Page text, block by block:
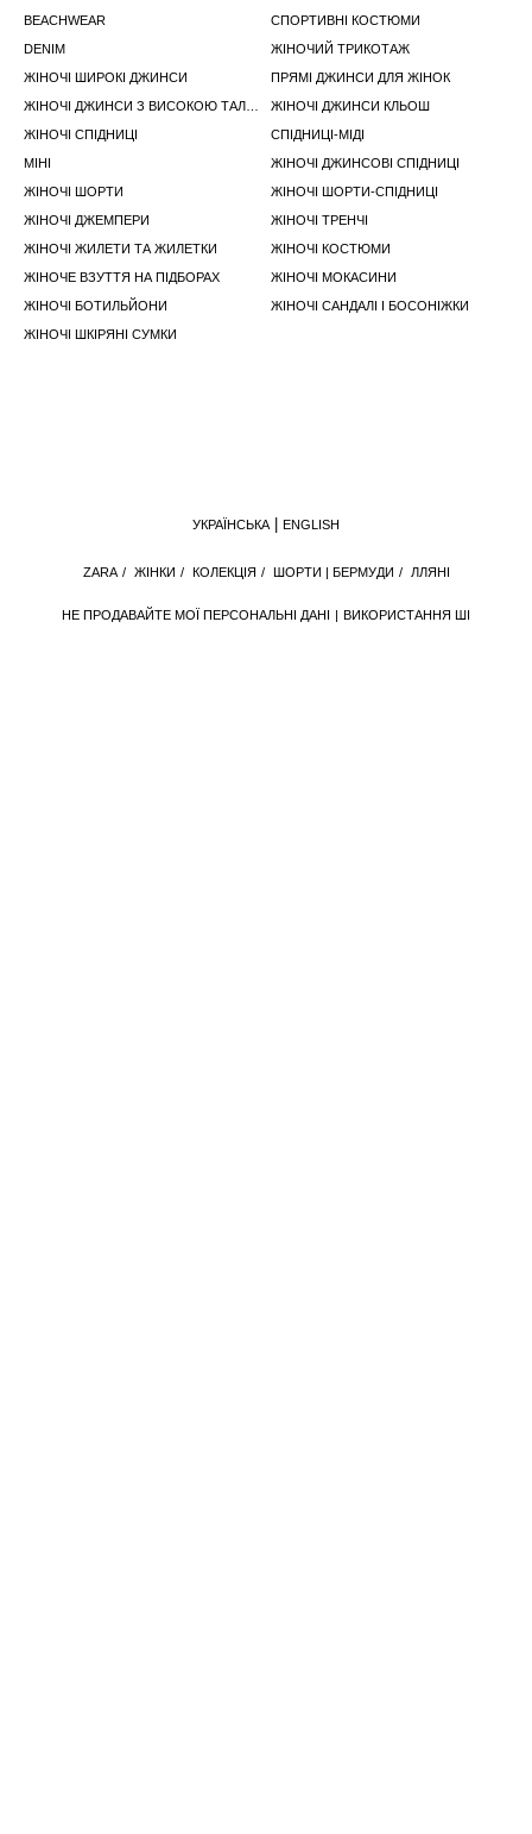
BEACHWEAR
СПОРТИВНІ КОСТЮМИ
DENIM
ЖІНОЧИЙ ТРИКОТАЖ
ЖІНОЧІ ШИРОКІ ДЖИНСИ
ПРЯМІ ДЖИНСИ ДЛЯ ЖІНОК
ЖІНОЧІ ДЖИНСИ КЛЬОШ
ЖІНОЧІ СПІДНИЦІ
СПІДНИЦІ-МІДІ
МІНІ
ЖІНОЧІ ДЖИНСОВІ СПІДНИЦІ
ЖІНОЧІ ШОРТИ
ЖІНОЧІ ШОРТИ-СПІДНИЦI
ЖІНОЧІ ДЖЕМПЕРИ
ЖІНОЧІ ТРЕНЧІ
ЖІНОЧІ ЖИЛЕТИ ТА ЖИЛЕТКИ
ЖІНОЧІ КОСТЮМИ
ЖІНОЧЕ ВЗУТТЯ НА ПІДБОРАХ
ЖІНОЧІ МОКАСИНИ
ЖІНОЧІ БОТИЛЬЙОНИ
ЖІНОЧІ САНДАЛІ І БОСОНІЖКИ
ЖІНОЧІ ШКІРЯНІ СУМКИ
НЕ ПРОДАВАЙТЕ МОЇ ПЕРСОНАЛЬНІ ДАНІ ВИКОРИСТАННЯ ШІ
ZARA / ЖІНКИ / КОЛЕКЦІЯ / ШОРТИ | БЕРМУДИ / ЛЛЯНІ
УКРАЇНСЬКА ENGLISH